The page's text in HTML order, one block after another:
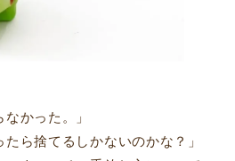
なかった。」
たら捨てるしかないのかな？」